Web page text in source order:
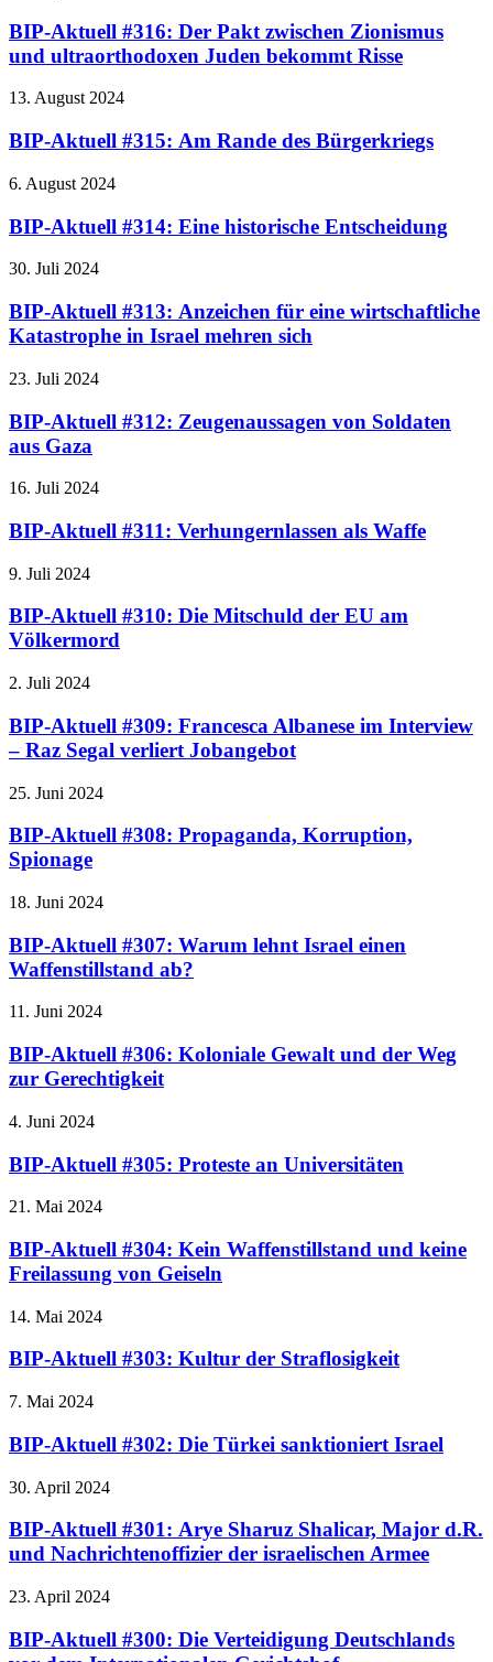
BIP-Aktuell #316: Der Pakt zwischen Zionismus
und ultraorthodoxen Juden bekommt Risse
13. August 2024
BIP-Aktuell #315: Am Rande des Bürgerkriegs
6. August 2024
BIP-Aktuell #314: Eine historische Entscheidung
30. Juli 2024
BIP-Aktuell #313: Anzeichen für eine wirtschaftliche
Katastrophe in Israel mehren sich
23. Juli 2024
BIP-Aktuell #312: Zeugenaussagen von Soldaten
aus Gaza
16. Juli 2024
BIP-Aktuell #311: Verhungernlassen als Waffe
9. Juli 2024
BIP-Aktuell #310: Die Mitschuld der EU am
Völkermord
2. Juli 2024
BIP-Aktuell #309: Francesca Albanese im Interview
– Raz Segal verliert Jobangebot
25. Juni 2024
BIP-Aktuell #308: Propaganda, Korruption,
Spionage
18. Juni 2024
BIP-Aktuell #307: Warum lehnt Israel einen
Waffenstillstand ab?
11. Juni 2024
BIP-Aktuell #306: Koloniale Gewalt und der Weg
zur Gerechtigkeit
4. Juni 2024
BIP-Aktuell #305: Proteste an Universitäten
21. Mai 2024
BIP-Aktuell #304: Kein Waffenstillstand und keine
Freilassung von Geiseln
14. Mai 2024
BIP-Aktuell #303: Kultur der Straflosigkeit
7. Mai 2024
BIP-Aktuell #302: Die Türkei sanktioniert Israel
30. April 2024
BIP-Aktuell #301: Arye Sharuz Shalicar, Major d.R.
und Nachrichtenoffizier der israelischen Armee
23. April 2024
BIP-Aktuell #300: Die Verteidigung Deutschlands